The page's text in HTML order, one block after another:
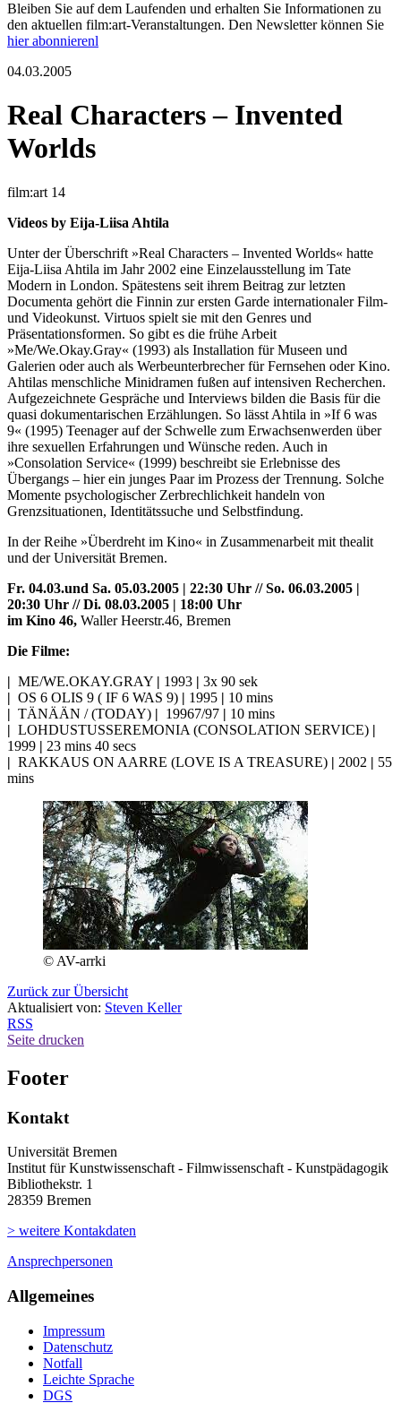
Bleiben Sie auf dem Laufenden und erhalten Sie Informationen zu
den aktuellen film:art-Veranstaltungen. Den Newsletter können Sie
hier abonnierenl
04.03.2005
Real Characters – Invented
Worlds
film:art 14
Videos by Eija-Liisa Ahtila
Unter der Überschrift »Real Characters – Invented Worlds« hatte
Eija-Liisa Ahtila im Jahr 2002 eine Einzelausstellung im Tate
Modern in London. Spätestens seit ihrem Beitrag zur letzten
Documenta gehört die Finnin zur ersten Garde internationaler Film-
und Videokunst. Virtuos spielt sie mit den Genres und
Präsentationsformen. So gibt es die frühe Arbeit
»Me/We.Okay.Gray« (1993) als Installation für Museen und
Galerien oder auch als Werbeunterbrecher für Fernsehen oder Kino.
Ahtilas menschliche Minidramen fußen auf intensiven Recherchen.
Aufgezeichnete Gespräche und Interviews bilden die Basis für die
quasi dokumentarischen Erzählungen. So lässt Ahtila in »If 6 was
9« (1995) Teenager auf der Schwelle zum Erwachsenwerden über
ihre sexuellen Erfahrungen und Wünsche reden. Auch in
»Consolation Service« (1999) beschreibt sie Erlebnisse des
Übergangs – hier ein junges Paar im Prozess der Trennung. Solche
Momente psychologischer Zerbrechlichkeit handeln von
Grenzsituationen, Identitätssuche und Selbstfindung.
In der Reihe »Überdreht im Kino« in Zusammenarbeit mit thealit
und der Universität Bremen.
Fr. 04.03.und Sa. 05.03.2005 | 22:30 Uhr // So. 06.03.2005 |
20:30 Uhr // Di. 08.03.2005 | 18:00 Uhr
im Kino 46, Waller Heerstr.46, Bremen
Die Filme:
| ME/WE.OKAY.GRAY | 1993 | 3x 90 sek
| OS 6 OLIS 9 ( IF 6 WAS 9) | 1995 | 10 mins
| TÄNÄÄN / (TODAY) | 19967/97 | 10 mins
| LOHDUSTUSSEREMONIA (CONSOLATION SERVICE) |
1999 | 23 mins 40 secs
| RAKKAUS ON AARRE (LOVE IS A TREASURE) | 2002 | 55
mins
© AV-arrki
Zurück zur Übersicht
Aktualisiert von: Steven Keller
RSS
Seite drucken
Footer
Kontakt
Universität Bremen
Institut für Kunstwissenschaft - Filmwissenschaft - Kunstpädagogik
Bibliothekstr. 1
28359 Bremen
> weitere Kontakdaten
Ansprechpersonen
Allgemeines
Impressum
Datenschutz
Notfall
Leichte Sprache
DGS